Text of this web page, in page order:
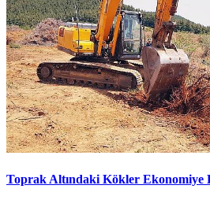
Toprak Altındaki Kökler Ekonomiye